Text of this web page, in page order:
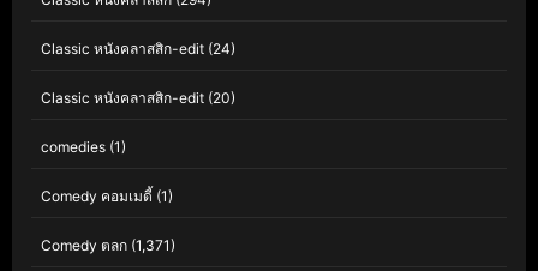
Classic หนังคลาสสิก-edit (24)
Classic หนังคลาสสิก-edit (20)
comedies (1)
Comedy คอมเมดี้ (1)
Comedy ตลก (1,371)